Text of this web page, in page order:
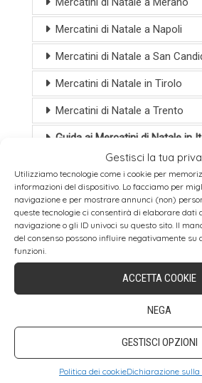
Gestisci la tua
Utilizziamo tecnologie come i cookie per
informazioni del dispositivo. Lo facciamo per
navigazione e per mostrare annunci (non)
queste tecnologie ci consentirà di elaborare dati
navigazione o gli ID univoci su questo sito. Il
del consenso possono influire negativamente
funzioni.
ACCETTA COOKIE
NEGA
GESTISCI OPZIONI
Politica dei cookieDichiarazione sulla
Mercatini di Natale a Napoli
Mercatini di Natale a San
Mercatini di Natale in Tirolo
Mercatini di Natale a Trento
Guida ai Mercatini di Natale in
PARTI CON NOI
CALENDARIO DEI MERCATINI
2026 IN ITALIA E IN EUROPA
Tirolo Austriaco
Mercatini di Natale in Francia
Alsazia